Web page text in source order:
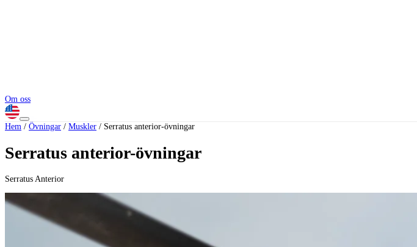
Om oss
Hem / Övningar / Muskler / Serratus anterior-övningar
Serratus anterior-övningar
Serratus Anterior